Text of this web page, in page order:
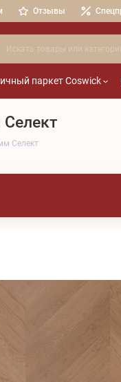
Отзывы
паркет Coswick
Селект